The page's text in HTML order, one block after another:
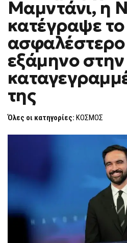
Η
ΝΈΑ
ΥΌΡΚΗ
ΤΟ
ΠΡΏΤΟ
ΕΞΆΜΗΝΟ
Μαμντάνι, η
κατέγραψε το
εξάμηνο στην
της
Όλες οι κατηγορίες: ΚΟΣΜΟΣ